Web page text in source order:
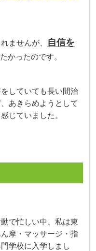
ませんが、
自信を
かったのです。
していても長い間治
あきらめようとして
じていました。
で忙しい中、私は東
摩・マッサージ・指
学校に入学しまし